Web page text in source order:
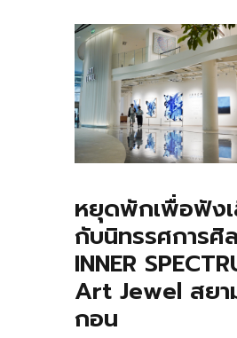
หยุดพักเพื่อฟังเ
กับนิทรรศการศิ
INNER
Art Jewel สยา
กอน